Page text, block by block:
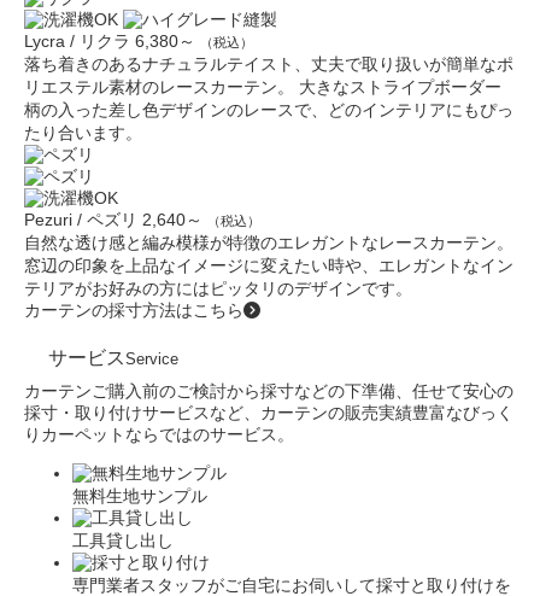
Lycra / リクラ 6,380～ （税込）
落ち着きのあるナチュラルテイスト、丈夫で取り扱いが簡単なポ
リエステル素材のレースカーテン。 大きなストライプボーダー
柄の入った差し色デザインのレースで、どのインテリアにもぴっ
たり合います。
Pezuri / ペズリ 2,640～ （税込）
自然な透け感と編み模様が特徴のエレガントなレースカーテン。
窓辺の印象を上品なイメージに変えたい時や、エレガントなイン
テリアがお好みの方にはピッタリのデザインです。
カーテンの採寸方法はこちら
サービスService
カーテンご購入前のご検討から採寸などの下準備、任せて安心の
採寸・取り付けサービスなど、カーテンの販売実績豊富なびっく
りカーペットならではのサービス。
無料生地サンプル
工具貸し出し
専門業者スタッフがご自宅にお伺いして採寸と取り付けを